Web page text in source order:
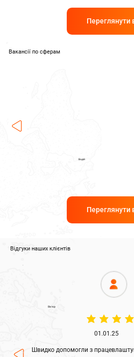
Переглянути
Вакансії по сферам
Водій
Переглянути
Відгуки наших клієнтів
Швидко допомогли з
Віктор
середня оцінка:
01.01.25